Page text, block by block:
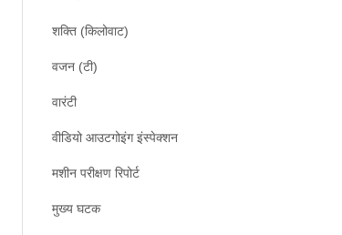
शक्ति (किलोवाट)
वजन (टी)
वारंटी
वीडियो आउटगोइंग इंस्पेक्शन
मशीन परीक्षण रिपोर्ट
मुख्य घटक